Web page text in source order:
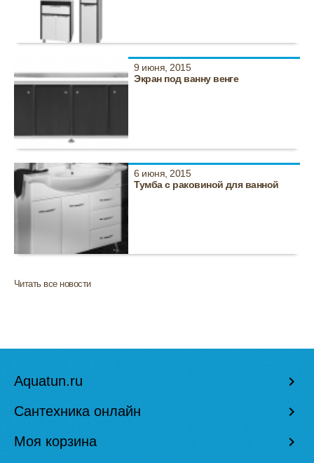
9 июня, 2015
Экран под ванну венге
6 июня, 2015
Тумба с раковиной для ванной
Читать все новости
Aquatun.ru keyboard_arrow_right
Сантехника онлайн keyboard_arrow_right
Моя корзина keyboard_arrow_right